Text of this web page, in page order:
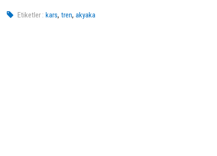
Etiketler : kars,tren,akyaka